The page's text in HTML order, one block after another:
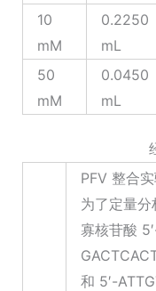
10
mM
0.2250
mL
50
mM
0.0450
mL
PFV 整合
为了定量
寡核苷酸
和 5′-